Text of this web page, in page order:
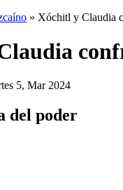
» Xóchitl y Claudia
5, Mar 2024
del poder